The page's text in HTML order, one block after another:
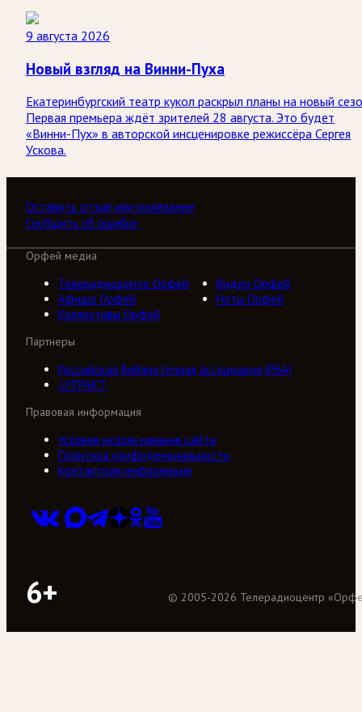
9 августа 2026
Новый взгляд на Винни-Пуха
Екатеринбургский театр кукол раскрыл планы на новый
Первая премьера ждёт зрителей 28 августа. Это будет
«Винни-Пух» в авторской инсценировке режиссёра Сергея
Ускова.
Оставить отзыв или пожелание
Сообщить об ошибке
Орфей медиа
Телерадиоцентр Орфей
Видео Орфей
Афиша Орфей
Ноты Орфей
Коллективы Орфей
Партнеры
Российская библиотечная ассоциация (РБА)
///ТРАКТ
Правовая информация
Условия использования сайта
Политика конфиденциальности
Контактная информация
6+ © 2005-2026 Телерадиоцентр